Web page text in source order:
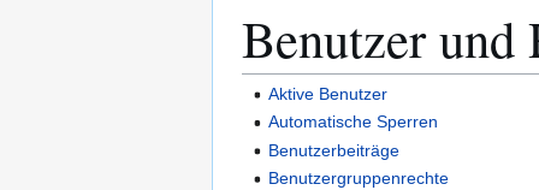
Benutzer und
Aktive Benutzer
Automatische Sperren
Benutzerbeiträge
Benutzergruppenrechte